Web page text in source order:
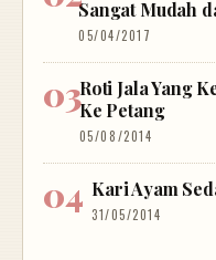
Sangat Mudah
05/04/2017
Roti Jala Yang
Ke Petang
05/08/2014
Kari Ayam
31/05/2014